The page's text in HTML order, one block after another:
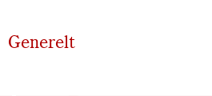
Generelt